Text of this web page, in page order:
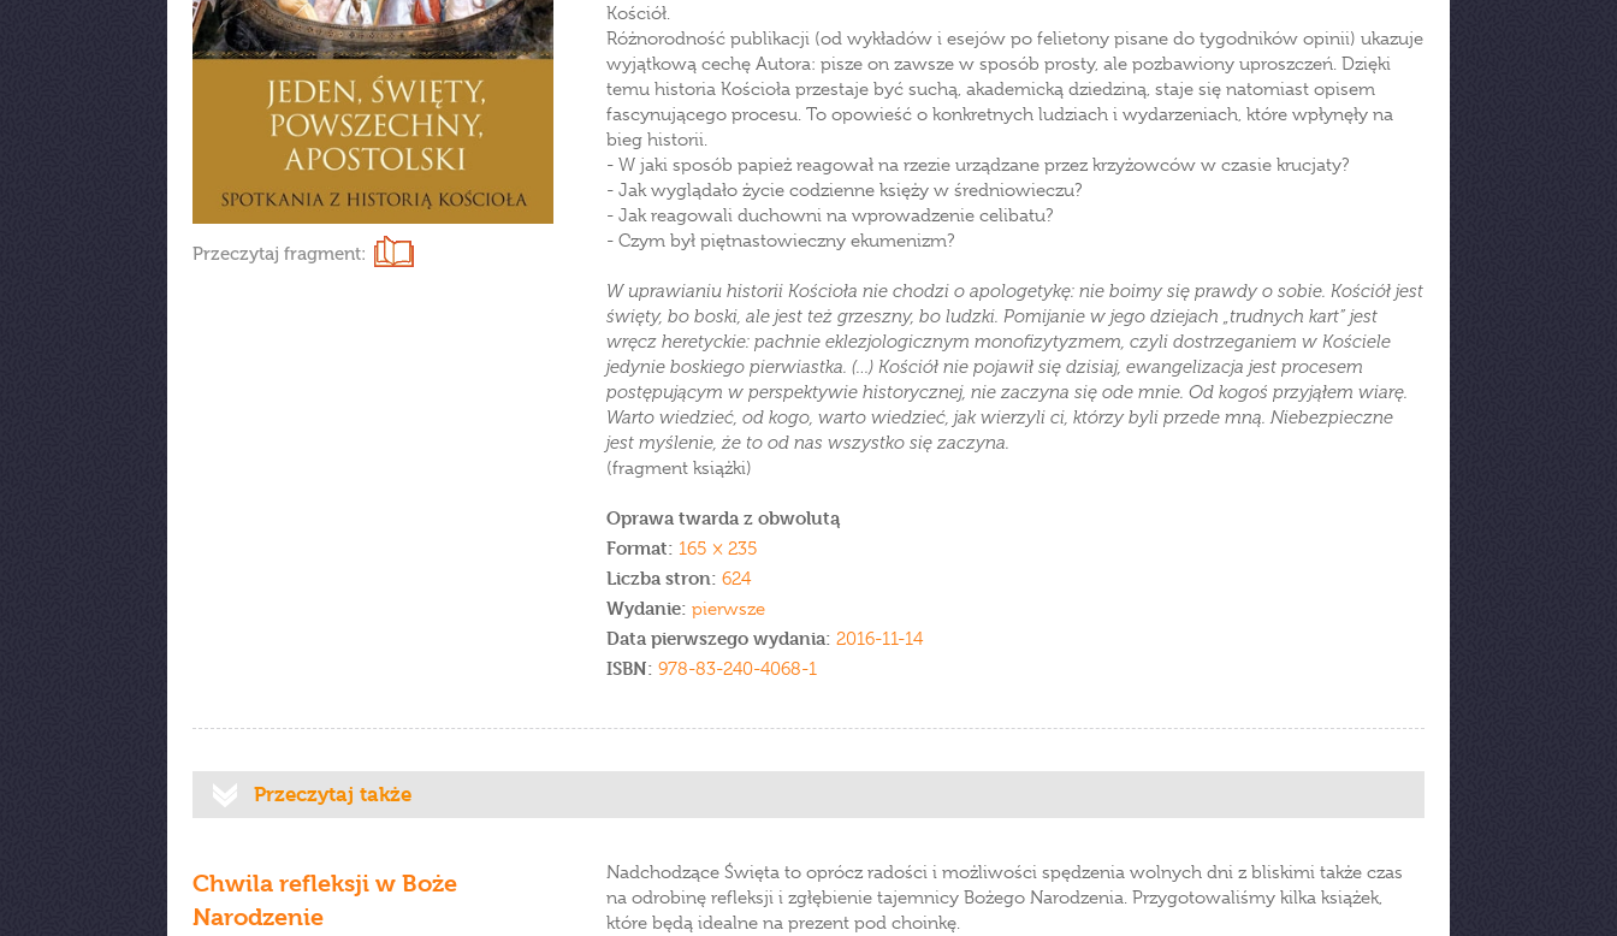
Przeczytaj fragment:
Kościół.
Różnorodność publikacji (od wykładów i esejów po felietony pisane do tygodników opinii) ukazuje
wyjątkową cechę Autora: pisze on zawsze w sposób prosty, ale pozbawiony uproszczeń. Dzięki
temu historia Kościoła przestaje być suchą, akademicką dziedziną, staje się natomiast opisem
fascynującego procesu. To opowieść o konkretnych ludziach i wydarzeniach, które wpłynęły na
bieg historii.
- W jaki sposób papież reagował na rzezie urządzane przez krzyżowców w czasie krucjaty?
- Jak wyglądało życie codzienne księży w średniowieczu?
- Jak reagowali duchowni na wprowadzenie celibatu?
- Czym był piętnastowieczny ekumenizm?
W uprawianiu historii Kościoła nie chodzi o apologetykę: nie boimy się prawdy o sobie. Kościół jest
święty, bo boski, ale jest też grzeszny, bo ludzki. Pomijanie w jego dziejach „trudnych kart” jest
wręcz heretyckie: pachnie eklezjologicznym monofizytyzmem, czyli dostrzeganiem w Kościele
jedynie boskiego pierwiastka. (…) Kościół nie pojawił się dzisiaj, ewangelizacja jest procesem
postępującym w perspektywie historycznej, nie zaczyna się ode mnie. Od kogoś przyjąłem wiarę.
Warto wiedzieć, od kogo, warto wiedzieć, jak wierzyli ci, którzy byli przede mną. Niebezpieczne
jest myślenie, że to od nas wszystko się zaczyna.
(fragment książki)
Oprawa twarda z obwolutą
Format: 165 × 235
Liczba stron: 624
Wydanie: pierwsze
Data pierwszego wydania: 2016-11-14
ISBN: 978-83-240-4068-1
Przeczytaj także
Chwila refleksji w Boże
Narodzenie
Nadchodzące Święta to oprócz radości i możliwości spędzenia wolnych dni z bliskimi także czas
na odrobinę refleksji i zgłębienie tajemnicy Bożego Narodzenia. Przygotowaliśmy kilka książek,
które będą idealne na prezent pod choinkę.